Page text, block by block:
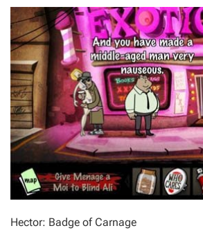
Hector: Badge of Carnage